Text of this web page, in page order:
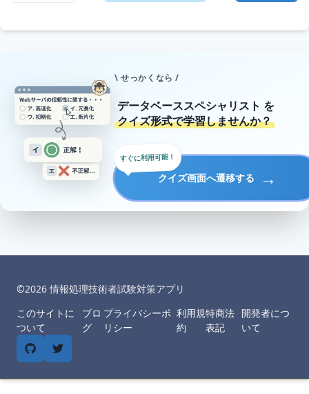
\ せっかくなら /
データベーススペシャリスト を
クイズ形式で学習しませんか？
クイズ画面へ遷移する →
すぐに利用可能！
©︎2026情報処理技術者試験対策アプリ
このサイトに
ついて
ブロ
グ
プライバシーポ
リシー
利用規
約
特商法
表記
開発者につ
いて